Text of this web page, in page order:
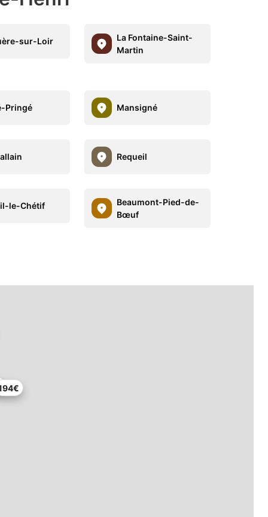
sur-Loir
La Fontaine-Saint-
Martin
Pringé Mansigné
Requeil
le-Chétif
Beaumont-Pied-de-
Bœuf